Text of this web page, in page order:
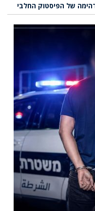
של הפיסטוק החלבי